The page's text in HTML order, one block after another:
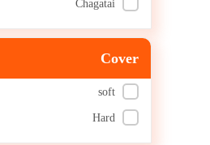
Youssef Qadir
Dr. Abdussalam
Chagatai
Cover
soft
Hard